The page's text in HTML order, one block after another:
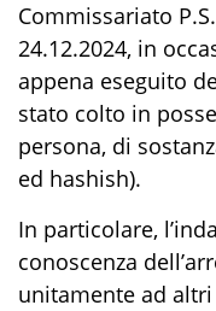
Commissariato
24.12.2024, in
appena eseguito
stato colto in
persona, di
ed hashish).
In particolare, l’
conoscenza
unitamente ad